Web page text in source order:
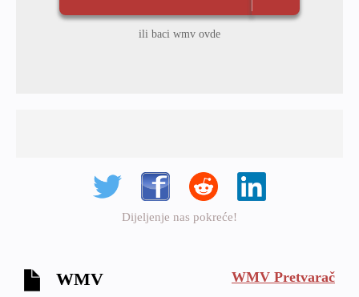
ili baci wmv ovde
Dijeljenje nas pokreće!
WMV WMV Pretvarač